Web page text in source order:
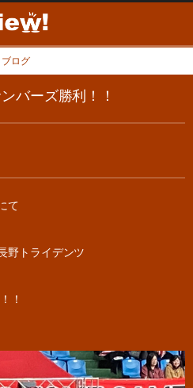
ブログ
バーズ勝利！！
て
野トライデンツ
！